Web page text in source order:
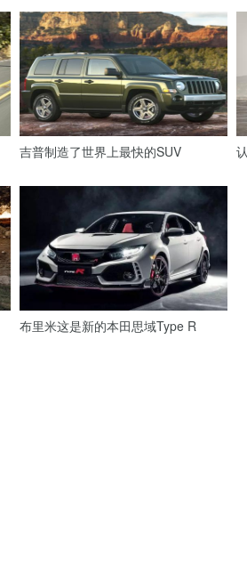
吉普制造了世界上最快的SUV
布里米这是新的本田思域Type R